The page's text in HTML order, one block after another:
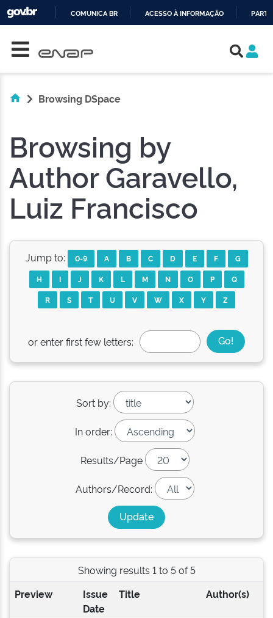
COMUNICA BR ACESSO À INFORMAÇÃO
Browsing DSpace
Browsing by
Author Garavello,
Luiz Francisco
Jump to: 0-9 A B C D E F
G
H
I J K L M N O P
Q
R
S T U V W X Y Z
or enter first few letters:
Sort by:
In order:
Results/Page
Authors/Record:
Showing results 1 to 5 of 5
Preview
Issue
Date
Title Author(s)